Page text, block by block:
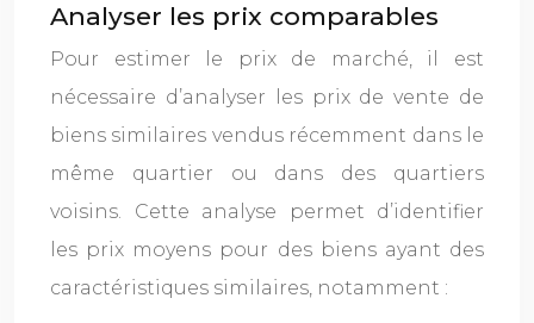
Analyser les prix comparables
Pour estimer le prix de marché, il est
nécessaire d’analyser les prix de vente de
biens similaires vendus récemment dans le
même quartier ou dans des quartiers
voisins. Cette analyse permet d’identifier
les prix moyens pour des biens ayant des
caractéristiques similaires, notamment :